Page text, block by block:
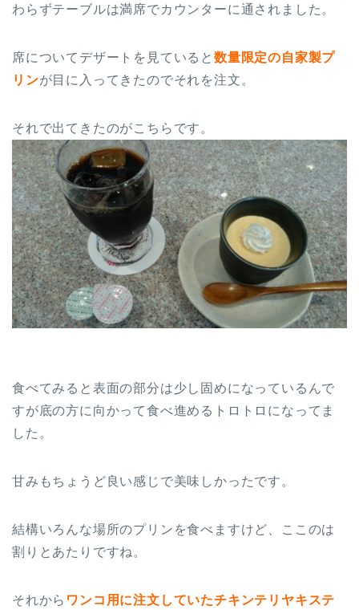
わらずテーブルは満席でカウンターに通されました。
席についてデザートを見ていると 数量限定の自家製プ
リンが目に入ってきたのでそれを注文。
それで出てきたのがこちらです。
食べてみると表面の部分は少し固めになっているんで
すが底の方に向かって食べ進めるトロトロになってま
した。
甘みもちょうど良い感じで美味しかったです。
結構いろんな場所のプリンを食べますけど、ここのは
割りとあたりですね。
それから ワンコ用に注文していたチキンテリヤキステ